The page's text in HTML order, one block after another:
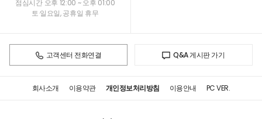
점심시간 오후 12:00 ~ 오후 01:00
토·일요일, 공휴일 휴무
고객센터 전화연결 Q&A 게시판 가기
회사소개 이용약관 개인정보처리방침 이용안내 PC VER.